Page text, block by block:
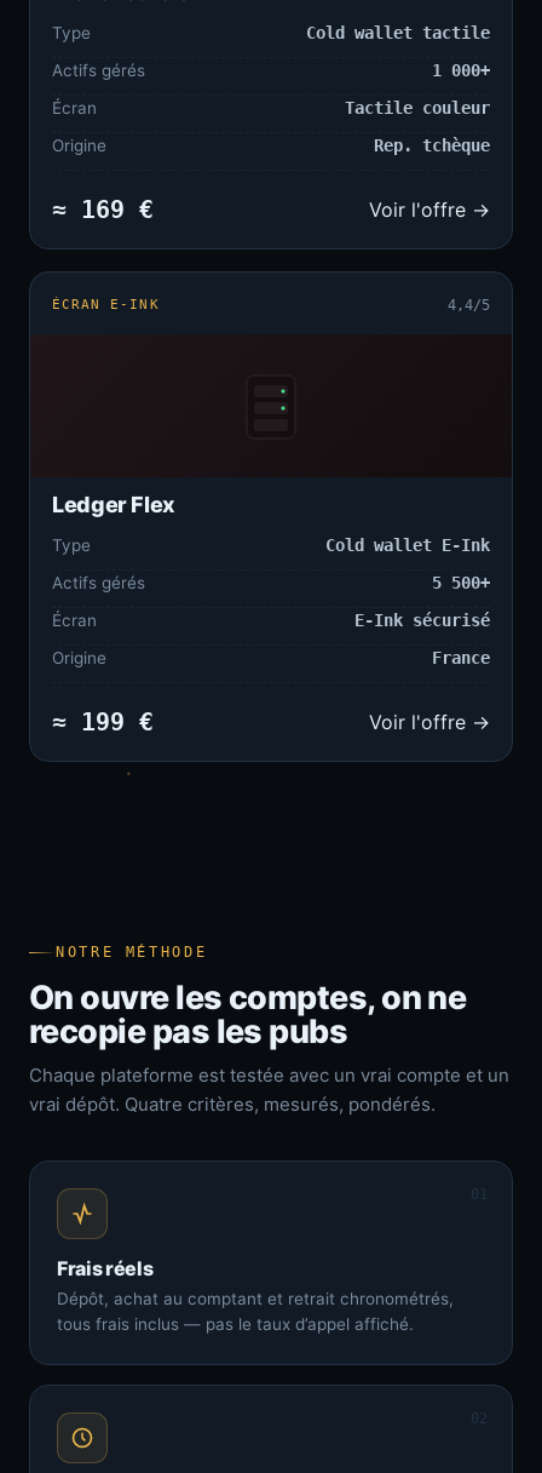
Type
Cold wallet tactile
Actifs gérés
1 000+
Écran
Tactile couleur
Origine
Rep. tchèque
≈ 169 € Voir l'offre →
ÉCRAN E-INK 4,4/5
Ledger Flex
Type
Cold wallet E-Ink
Actifs gérés
5 500+
Écran
E-Ink sécurisé
Origine
France
≈ 199 € Voir l'offre →
NOTRE MÉTHODE
On ouvre les comptes, on ne
recopie pas les pubs
Chaque plateforme est testée avec un vrai compte et un
vrai dépôt. Quatre critères, mesurés, pondérés.
01
Frais réels
Dépôt, achat au comptant et retrait chronométrés,
tous frais inclus — pas le taux d’appel affiché.
02